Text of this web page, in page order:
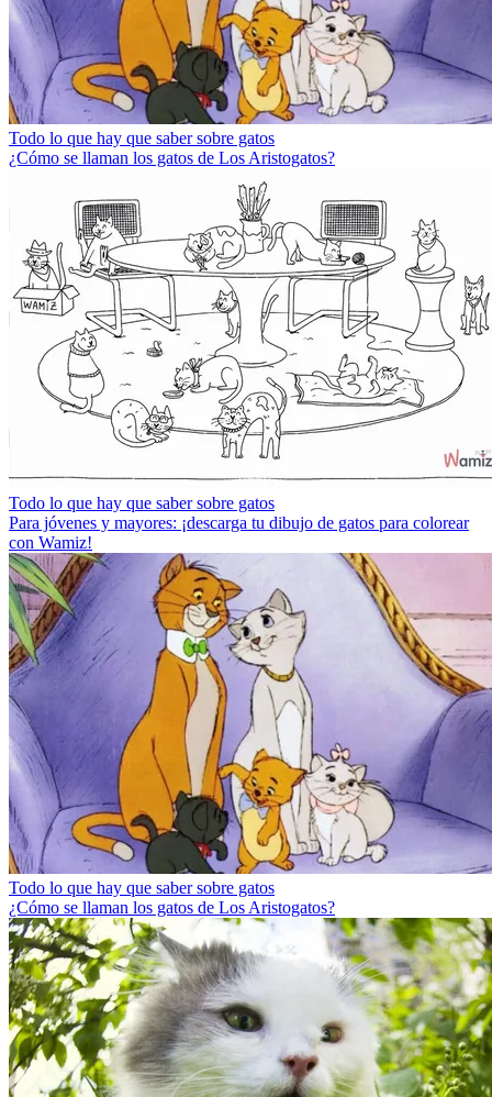
Todo lo que hay que saber sobre gatos
¿Cómo se llaman los gatos de Los Aristogatos?
Todo lo que hay que saber sobre gatos
Para jóvenes y mayores: ¡descarga tu dibujo de gatos para colorear
con Wamiz!
Todo lo que hay que saber sobre gatos
¿Cómo se llaman los gatos de Los Aristogatos?